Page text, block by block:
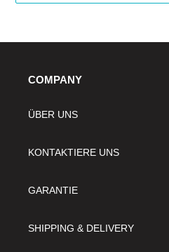
COMPANY
ÜBER UNS
KONTAKTIERE UNS
GARANTIE
SHIPPING & DELIVERY